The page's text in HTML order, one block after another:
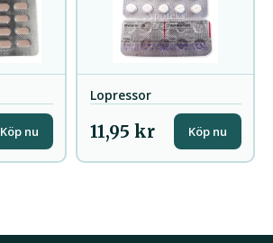
Köp nu
Lopressor
11,95 kr Köp nu